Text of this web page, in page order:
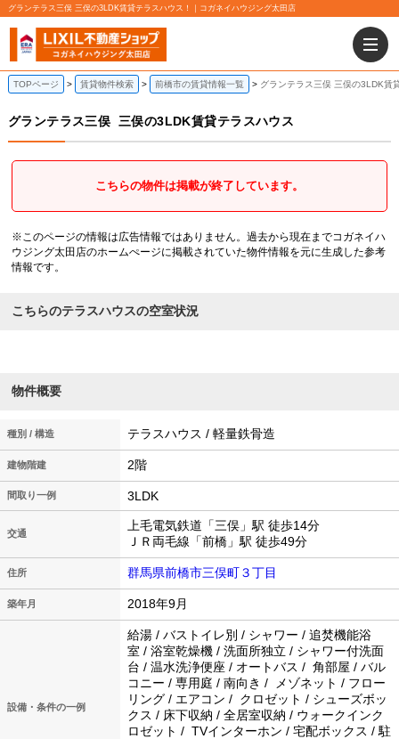
グランテラス三俣 三俣の3LDK賃貸テラスハウス！｜コガネイハウジング太田店
TOPページ 賃貸物件検索 前橋市の賃貸情報一覧 グランテラス三俣 三俣の3LDK賃
グランテラス三俣 三俣の3LDK賃貸テラスハウス
こちらの物件は掲載が終了しています。
※このページの情報は広告情報ではありません。過去から現在までコガネイハ
ウジング太田店のホームぺージに掲載されていた物件情報を元に生成した参考
情報です。
こちらのテラスハウスの空室状況
物件概要
種別 / 構造 テラスハウス / 軽量鉄骨造
建物階建 2階
間取り一例 3LDK
交通
上毛電気鉄道「三俣」駅 徒歩14分
ＪＲ両毛線「前橋」駅 徒歩49分
住所 群馬県前橋市三俣町３丁目
築年月 2018年9月
設備・条件の一例
給湯 / バストイレ別 / シャワー / 追焚機能浴
室 / 浴室乾燥機 / 洗面所独立 / シャワー付洗面
台 / 温水洗浄便座 / オートバス / 角部屋 / バル
コニー / 専用庭 / 南向き / メゾネット / フロー
リング / エアコン / クロゼット / シューズボッ
クス / 床下収納 / 全居室収納 / ウォークインク
ロゼット / TVインターホン / 宅配ボックス / 駐